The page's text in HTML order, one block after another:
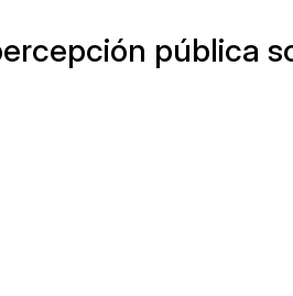
pública